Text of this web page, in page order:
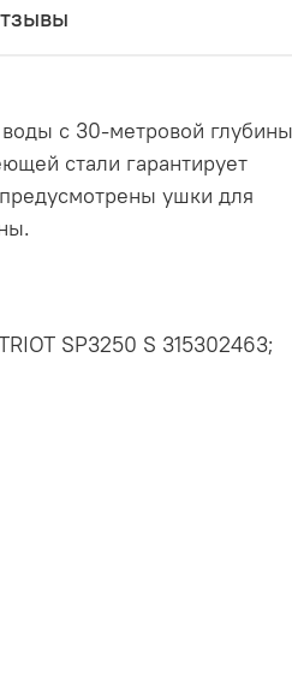
с 30-метровой
стали гарантирует
ушки для
SP3250 S 315302463;